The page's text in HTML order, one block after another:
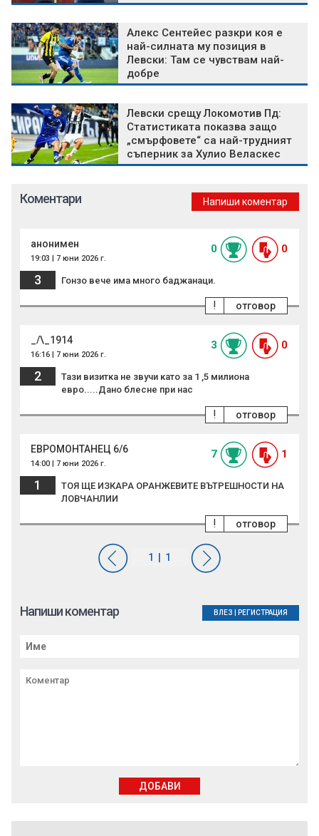
Алекс Сентейес разкри коя е
най-силната му позиция в
Левски: Там се чувствам най-
добре
Левски срещу Локомотив Пд:
Статистиката показва защо
„смърфовете“ са най-трудният
съперник за Хулио Веласкес
Коментари Напиши коментар
анонимен
19:03 | 7 юни 2026 г.
0 0
3 Гонзо вече има много баджанаци.
отговор
!
_/\_1914
16:16 | 7 юни 2026 г.
3 0
2
Тази визитка не звучи като за 1 ,5 милиона
евро.....Дано блесне при нас
отговор
!
ЕВРОМОНТАНЕЦ 6/6
14:00 | 7 юни 2026 г.
7 1
1
ТОЯ ЩЕ ИЗКАРА ОРАНЖЕВИТЕ ВЪТРЕШНОСТИ НА
ЛОВЧАНЛИИ
отговор
!
Напиши коментар ВЛЕЗ РЕГИСТРАЦИЯ
ДОБАВИ